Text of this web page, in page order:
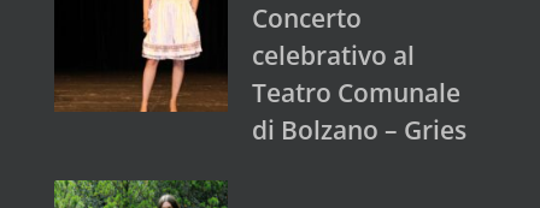
Concerto
celebrativo al
Teatro Comunale
di Bolzano – Gries